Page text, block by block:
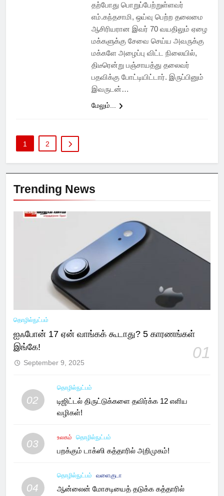
தற்போது பொறுப்பேற்றுள்ளவர்
எம்.கந்தசாமி, ஒய்வு பெற்ற தலைமை
ஆசிரியரான இவர் 70 வயதிலும் ஏழை
மக்களுக்கு சேவை செய்ய அவருக்கு
மக்களே அழைப்பு விட்ட நிலையில்,
திடீரென்று பஞ்சாயத்து தலைவர்
பதவிக்கு போட்டியிட்டார். இருப்பினும்
இவருடன்…
மேலும்...
1 2
Trending News
தொழில்நுட்பம்
ஐஃபோன் 17 ஏன் வாங்கக் கூடாது? 5 காரணங்கள்
இங்கே!
01
September 9, 2025
02
தொழில்நுட்பம்
டிஜிட்டல் திருட்டுக்களை தவிர்க்க 12 எளிய
வழிகள்!
03
உலகம் தொழில்நுட்பம்
பறக்கும் டாக்ஸி கத்தாரில் அறிமுகம்!
04
தொழில்நுட்பம் வளைகுடா
ஆன்லைன் மோசடியைத் தடுக்க கத்தாரில்